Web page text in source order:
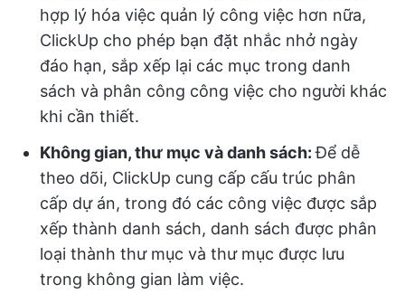
hợp lý hóa việc quản lý công việc hơn nữa,
ClickUp cho phép bạn đặt nhắc nhở ngày
đáo hạn, sắp xếp lại các mục trong danh
sách và phân công công việc cho người khác
khi cần thiết.
Không gian, thư mục và danh sách:Để dễ
theo dõi, ClickUp cung cấp cấu trúc phân
cấp dự án, trong đó các công việc được sắp
xếp thành danh sách, danh sách được phân
loại thành thư mục và thư mục được lưu
trong không gian làm việc.